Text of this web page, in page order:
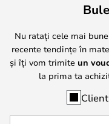
Nu ratați cele mai
recente tendințe în
și îți vom trimite un
la prima ta